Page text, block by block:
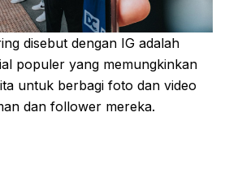
disebut dengan IG adalah
populer yang memungkinkan
untuk berbagi foto dan video
dan follower mereka.